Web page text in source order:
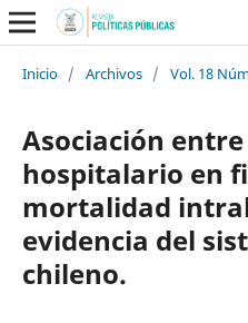
Inicio / Archivos / Vol. 18
Asociación
hospitalario en
mortalidad
evidencia del
chileno.